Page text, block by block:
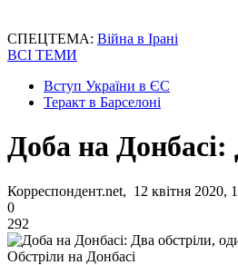
СПЕЦТЕМА: Війна в Ірані
ВСІ ТЕМИ
Вступ України в ЄС
Теракт в Барселоні
Доба на Донбасі:
Корреспондент.net, 12 квітня 2020,
0
292
Обстріли на Донбасі